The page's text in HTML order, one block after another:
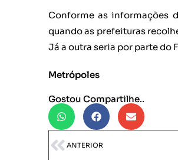
Conforme as informações
quando as prefeituras
Já a outra seria por parte do
Metrópoles
Gostou Compartilhe..
ANTERIOR